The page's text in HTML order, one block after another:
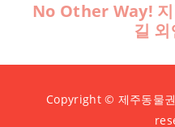
No Other Way! 지
길
Copyright © 제주동물